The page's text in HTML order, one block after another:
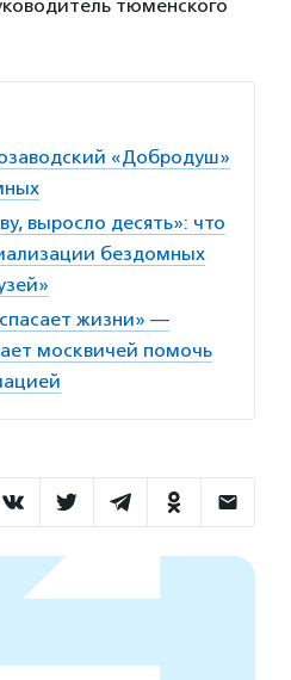
тюменского
«Добродуш»
выросло десять»: что
бездомных
жизни» —
москвичей помочь